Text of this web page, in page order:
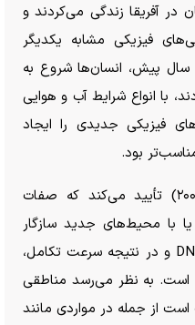
در آفریقا زندگی می‌کردند و
فیزیکی مشابه یکدیگر
داشتند. هنگامی که حدود ۱۰۰۰۰۰ سال پیش، انسان‌ها شروع به
با انواع شرایط آب و هوایی
فیزیکی جدیدی را ایجاد
بود.
مطالعات اخیر DNA (از سال ۲۰۰۷) تأیید می‌کند که صفات
با محیط‌های جدید سازگار
شده اند. در واقع، سرعت تغییر DNA و در نتیجه سرعت تکامل،
است. به نظر می‌رسد مناطقی
است از جمله در مواردی مانند